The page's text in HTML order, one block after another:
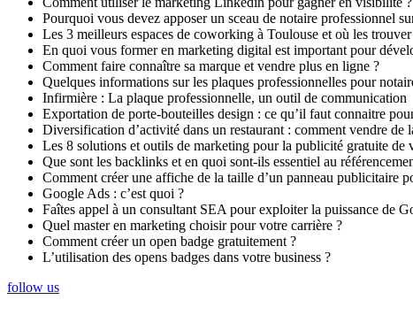
Pourquoi vous devez apposer un sceau de notaire professionnel
Les 3 meilleurs espaces de coworking à Toulouse et où les trouver
En quoi vous former en marketing digital est important pour
Comment faire connaître sa marque et vendre plus en ligne ?
Quelques informations sur les plaques professionnelles pour
Infirmière : La plaque professionnelle, un outil de communication
Exportation de porte-bouteilles design : ce qu’il faut connaitre
Diversification d’activité dans un restaurant : comment vendre de
Les 8 solutions et outils de marketing pour la publicité gratuite de
Que sont les backlinks et en quoi sont-ils essentiel au
Comment créer une affiche de la taille d’un panneau publicitaire
Google Ads : c’est quoi ?
Faîtes appel à un consultant SEA pour exploiter la puissance de
Quel master en marketing choisir pour votre carrière ?
Comment créer un open badge gratuitement ?
L’utilisation des opens badges dans votre business ?
follow us